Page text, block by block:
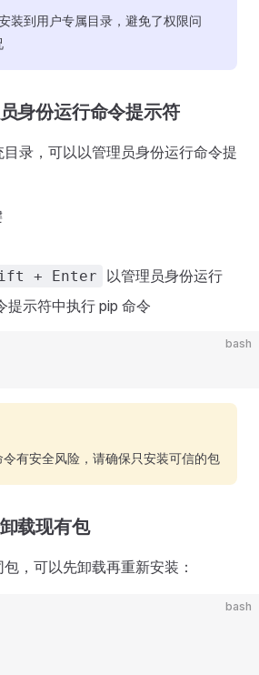
装到用户专属目录，避免了权限问
身份运行命令提示符
录，可以以管理员身份运行命令提
+ Enter
以管理员身份运行
提示符中执行 pip 命令
bash
有安全风险，请确保只安装可信的包
载现有包
，可以先卸载再重新安装：
bash